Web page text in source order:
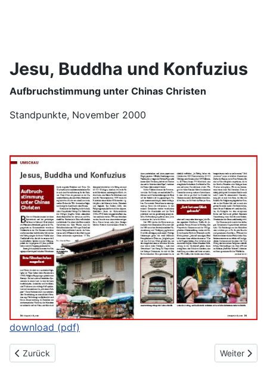
Jesu, Buddha und Konfuzius
Aufbruchstimmung unter Chinas Christen
Standpunkte, November 2000
download (pdf)
Vorheriger Beitrag: Kulturen erleben
Zurück Nächster
Weiter